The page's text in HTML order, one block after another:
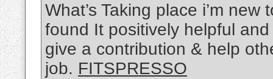
What’s Taking place i’m
found It positively helpful
give a contribution & help
job. FITSPRESSO